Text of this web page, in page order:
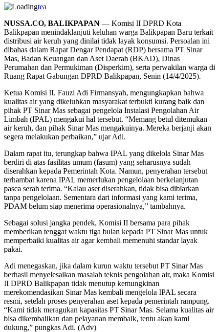
tea
NUSSA.CO, BALIKPAPAN — Komisi II DPRD Kota
Balikpapan menindaklanjuti keluhan warga Balikpapan Baru terkait
distribusi air keruh yang dinilai tidak layak konsumsi. Persoalan ini
dibahas dalam Rapat Dengar Pendapat (RDP) bersama PT Sinar
Mas, Badan Keuangan dan Aset Daerah (BKAD), Dinas
Perumahan dan Permukiman (Disperkim), serta perwakilan warga di
Ruang Rapat Gabungan DPRD Balikpapan, Senin (14/4/2025).
Ketua Komisi II, Fauzi Adi Firmansyah, mengungkapkan bahwa
kualitas air yang dikeluhkan masyarakat terbukti kurang baik dan
pihak PT Sinar Mas sebagai pengelola Instalasi Pengolahan Air
Limbah (IPAL) mengakui hal tersebut. “Memang betul ditemukan
air keruh, dan pihak Sinar Mas mengakuinya. Mereka berjanji akan
segera melakukan perbaikan,” ujar Adi.
Dalam rapat itu, terungkap bahwa IPAL yang dikelola Sinar Mas
berdiri di atas fasilitas umum (fasum) yang seharusnya sudah
diserahkan kepada Pemerintah Kota. Namun, penyerahan tersebut
terhambat karena IPAL memerlukan pengelolaan berkelanjutan
pasca serah terima. “Kalau aset diserahkan, tidak bisa dibiarkan
tanpa pengelolaan. Sementara dari informasi yang kami terima,
PDAM belum siap menerima operasionalnya,” tambahnya.
Sebagai solusi jangka pendek, Komisi II bersama para pihak
memberikan tenggat waktu tiga bulan kepada PT Sinar Mas untuk
memperbaiki kualitas air agar kembali memenuhi standar layak
pakai.
Adi menegaskan, jika dalam kurun waktu tersebut PT Sinar Mas
berhasil menyelesaikan masalah teknis pengolahan air, maka Komisi
II DPRD Balikpapan tidak menutup kemungkinan
merekomendasikan Sinar Mas kembali mengelola IPAL secara
resmi, setelah proses penyerahan aset kepada pemerintah rampung.
“Kami tidak meragukan kapasitas PT Sinar Mas. Selama kualitas air
bisa dikembalikan dan pelayanan membaik, tentu akan kami
dukung,” pungkas Adi. (Adv)